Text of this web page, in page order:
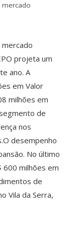
mercado
mercado
projeta um
ano. A
em Valor
milhões em
de
nos
desempenho
No último
600 milhões em
de
Vila da Serra,